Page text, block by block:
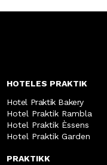
HOTELES PRAKTIK
Hotel Praktik Bakery
Hotel Praktik Rambla
Hotel Praktik Èssens
Hotel Praktik Garden
PRAKTIKK